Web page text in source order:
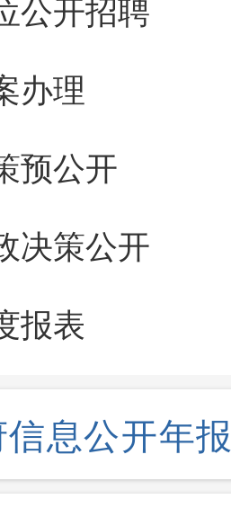
公开招聘
办理
预公开
决策公开
报表
信息公开年